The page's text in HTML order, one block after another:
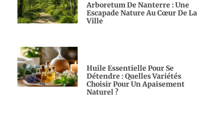
Arboretum De Nanterre : Une
Escapade Nature Au Cœur De La
Ville
Huile Essentielle Pour Se
Détendre : Quelles Variétés
Choisir Pour Un Apaisement
Naturel ?